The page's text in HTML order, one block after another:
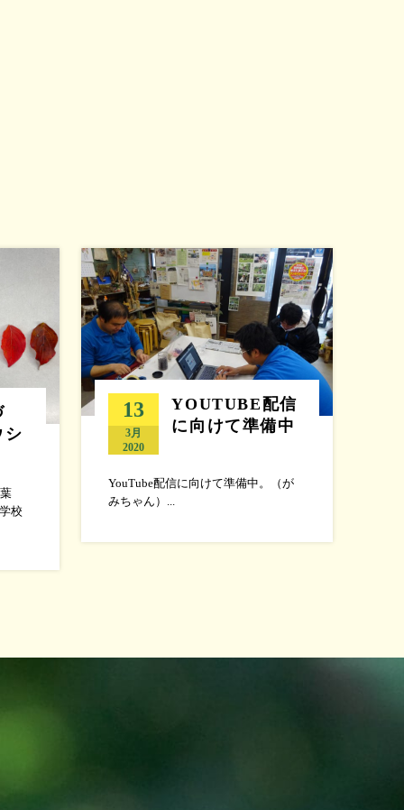
シ
校
13
3月
2020
YOUTUBE配信
に向けて準備中
YouTube配信に向けて準備中。（が
みちゃん）...